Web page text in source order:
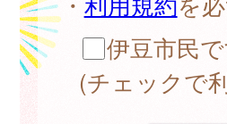
伊豆市民
(チェックで